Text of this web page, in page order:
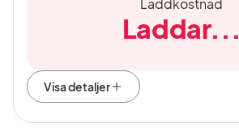
Laddkostnad
Laddar...
Visa detaljer